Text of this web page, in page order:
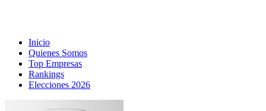
Inicio
Quienes Somos
Top Empresas
Rankings
Elecciones 2026